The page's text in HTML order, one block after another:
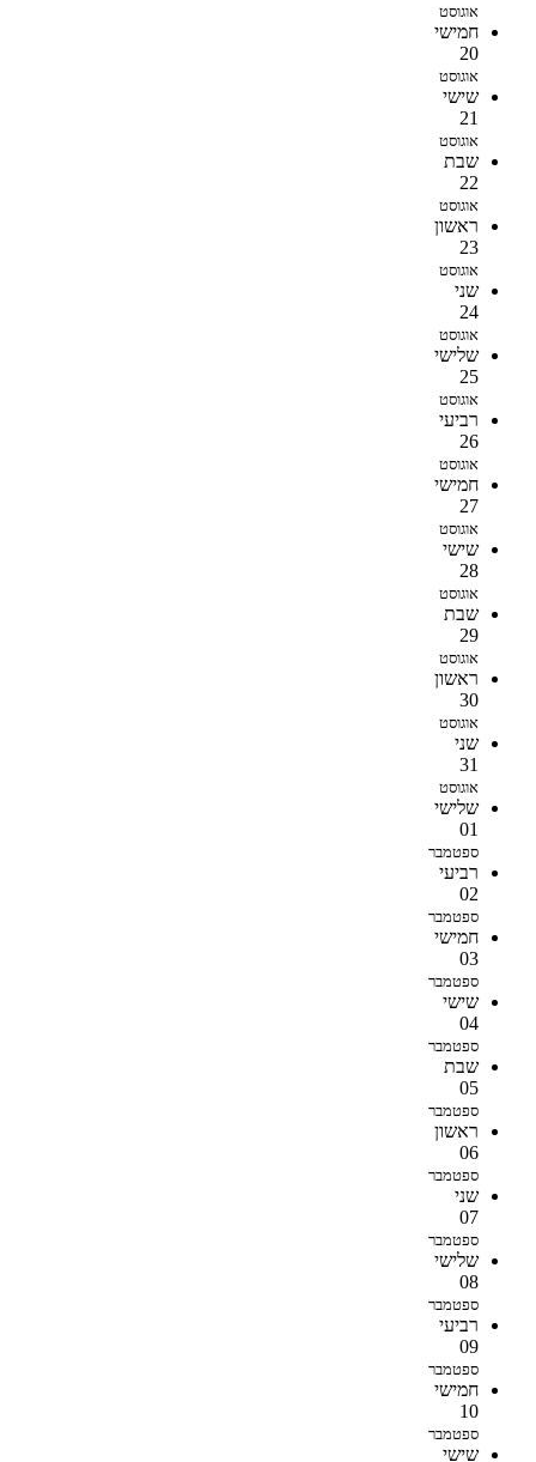
אוגוסט
חמישי
20
אוגוסט
שישי
21
אוגוסט
שבת
22
אוגוסט
ראשון
23
אוגוסט
שני
24
אוגוסט
שלישי
25
אוגוסט
רביעי
26
אוגוסט
חמישי
27
אוגוסט
שישי
28
אוגוסט
שבת
29
אוגוסט
ראשון
30
אוגוסט
שני
31
אוגוסט
שלישי
01
ספטמבר
רביעי
02
ספטמבר
חמישי
03
ספטמבר
שישי
04
ספטמבר
שבת
05
ספטמבר
ראשון
06
ספטמבר
שני
07
ספטמבר
שלישי
08
ספטמבר
רביעי
09
ספטמבר
חמישי
10
ספטמבר
שישי